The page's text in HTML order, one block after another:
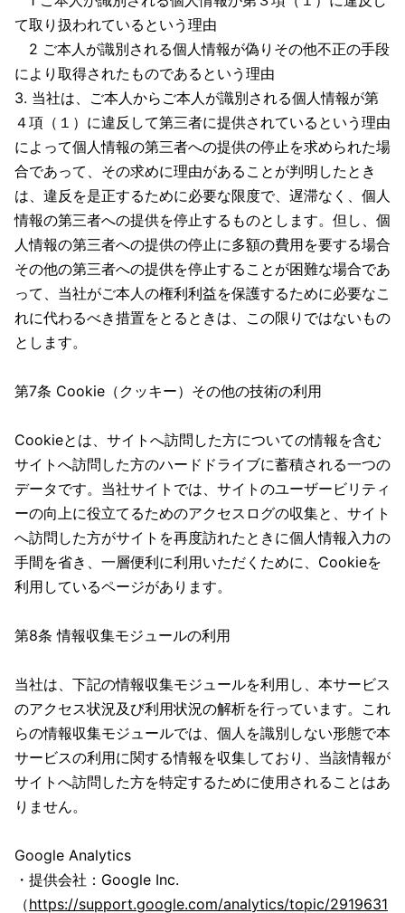
て取り扱われているという理由
2 ご本人が識別される個人情報が偽りその他不正の手段
により取得されたものであるという理由
3. 当社は、ご本人からご本人が識別される個人情報が第
４項（１）に違反して第三者に提供されているという理由
によって個人情報の第三者への提供の停止を求められた場
合であって、その求めに理由があることが判明したとき
は、違反を是正するために必要な限度で、遅滞なく、個人
情報の第三者への提供を停止するものとします。但し、個
人情報の第三者への提供の停止に多額の費用を要する場合
その他の第三者への提供を停止することが困難な場合であ
って、当社がご本人の権利利益を保護するために必要なこ
れに代わるべき措置をとるときは、この限りではないもの
とします。
第7条 Cookie（クッキー）その他の技術の利用
Cookieとは、サイトへ訪問した方についての情報を含む
サイトへ訪問した方のハードドライブに蓄積される一つの
データです。当社サイトでは、サイトのユーザービリティ
ーの向上に役立てるためのアクセスログの収集と、サイト
へ訪問した方がサイトを再度訪れたときに個人情報入力の
手間を省き、一層便利に利用いただくために、Cookieを
利用しているページがあります。
第8条 情報収集モジュールの利用
当社は、下記の情報収集モジュールを利用し、本サービス
のアクセス状況及び利用状況の解析を行っています。これ
らの情報収集モジュールでは、個人を識別しない形態で本
サービスの利用に関する情報を収集しており、当該情報が
サイトへ訪問した方を特定するために使用されることはあ
りません。
Google Analytics
・提供会社：Google Inc.
（https://support.google.com/analytics/topic/2919631